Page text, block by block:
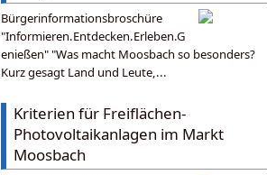
Bürgerinformationsbroschüre
"Informieren.Entdecken.Erleben.G
enießen" "Was macht Moosbach so besonders?
Kurz gesagt Land und Leute,...
Kriterien für Freiflächen-
Photovoltaikanlagen im Markt
Moosbach